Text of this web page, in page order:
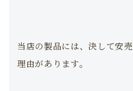
当店の製品には、決して安
理由があります。